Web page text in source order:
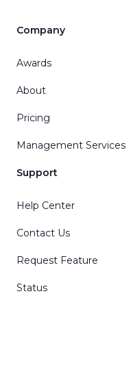
Company
Awards
About
Pricing
Management Services
Support
Help Center
Contact Us
Request Feature
Status